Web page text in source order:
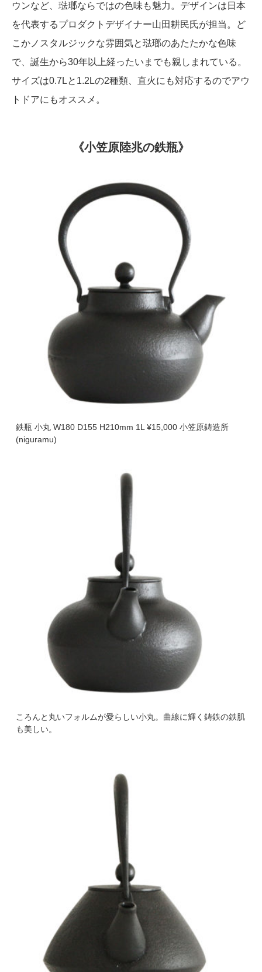
ウンなど、琺瑯ならではの色味も魅力。デザインは日本
を代表するプロダクトデザイナー山田耕民氏が担当。ど
こかノスタルジックな雰囲気と琺瑯のあたたかな色味
で、誕生から30年以上経ったいまでも親しまれている。
サイズは0.7Lと1.2Lの2種類、直火にも対応するのでアウ
トドアにもオススメ。
《小笠原陸兆の鉄瓶》
鉄瓶 小丸 W180 D155 H210mm 1L ¥15,000 小笠原鋳造所
(niguramu)
ころんと丸いフォルムが愛らしい小丸。曲線に輝く鋳鉄の鉄肌
も美しい。